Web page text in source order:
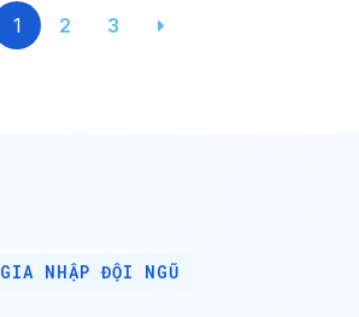
1 2 3
GIA NHẬP ĐỘI NGŨ